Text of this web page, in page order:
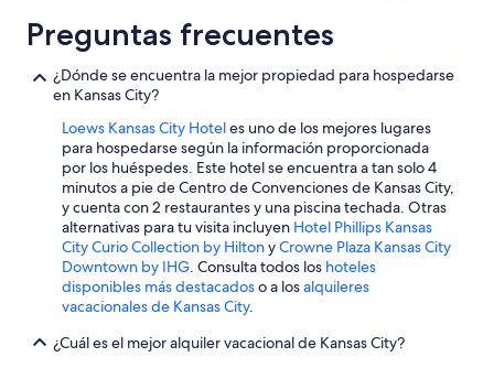
sept,
precio
noche
es
de
US$ 54
Preguntas frecuentes
¿Dónde se encuentra la mejor propiedad para hospedarse
en Kansas City?
Loews Kansas City Hoteles uno de los mejores lugares
para hospedarse según la información proporcionada
por los huéspedes. Este hotel se encuentra a tan solo 4
minutos a pie de Centro de Convenciones de Kansas City,
y cuenta con 2 restaurantes y una piscina techada. Otras
alternativas para tu visita incluyen Hotel Phillips Kansas
City Curio Collection by HiltonyCrowne Plaza Kansas City
Downtown by IHG. Consulta todos los hoteles
disponibles más destacadoso a losalquileres
vacacionales de Kansas City.
¿Cuál es el mejor alquiler vacacional de Kansas City?